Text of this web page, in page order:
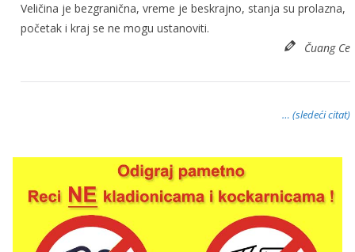
Veličina je bezgranična, vreme je beskrajno, stanja su prolazna,
početak i kraj se ne mogu ustanoviti.
Čuang Ce
… (sledeći citat)